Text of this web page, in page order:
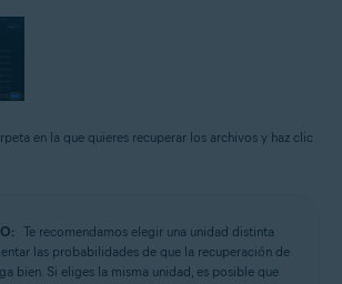
en la que quieres recuperar los archivos y haz clic
Te recomendamos elegir una unidad distinta
las probabilidades de que la recuperación de
bien. Si eliges la misma unidad, es posible que